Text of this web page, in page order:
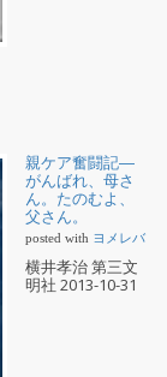
親ケア奮闘記―
がんばれ、母さ
ん。たのむよ、
父さん。
posted with ヨメレバ
横井孝治 第三文
明社 2013-10-31